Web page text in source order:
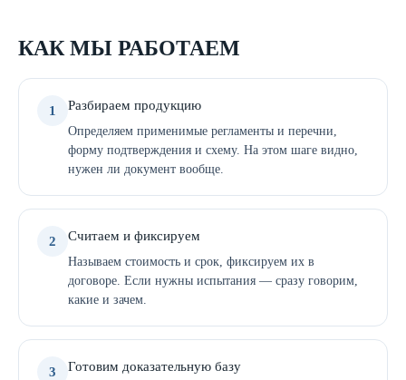
КАК МЫ РАБОТАЕМ
1 Разбираем продукцию
Определяем применимые регламенты и перечни,
форму подтверждения и схему. На этом шаге видно,
нужен ли документ вообще.
2 Считаем и фиксируем
Называем стоимость и срок, фиксируем их в
договоре. Если нужны испытания — сразу говорим,
какие и зачем.
3 Готовим доказательную базу